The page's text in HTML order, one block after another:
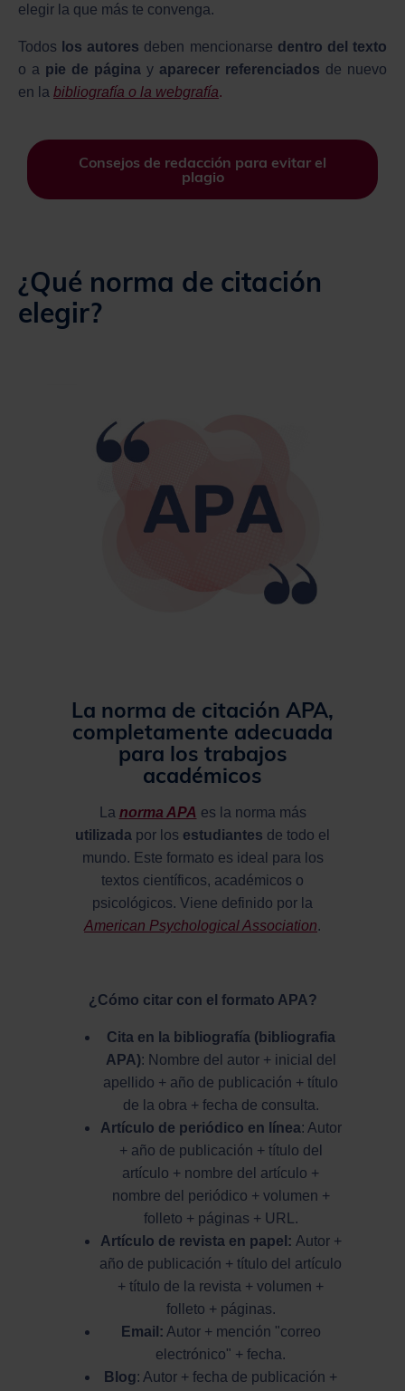
elegir la que más te convenga.
Todos los autores deben mencionarse dentro del texto
o a pie de página y aparecer referenciados de nuevo
en la bibliografía o la webgrafía.
Consejos de redacción para evitar el
plagio
¿Qué norma de citación
elegir?
La norma de citación APA,
completamente adecuada
para los trabajos
académicos
La norma APA es la norma más
utilizada por los estudiantes de todo el
mundo. Este formato es ideal para los
textos científicos, académicos o
psicológicos. Viene definido por la
American Psychological Association.
¿Cómo citar con el formato APA?
Cita en la bibliografía (bibliografia
APA): Nombre del autor + inicial del
apellido + año de publicación + título
de la obra + fecha de consulta.
Artículo de periódico en línea: Autor
+ año de publicación + título del
artículo + nombre del artículo +
nombre del periódico + volumen +
folleto + páginas + URL.
Artículo de revista en papel: Autor +
año de publicación + título del artículo
+ título de la revista + volumen +
folleto + páginas.
Email: Autor + mención "correo
electrónico" + fecha.
Blog: Autor + fecha de publicación +